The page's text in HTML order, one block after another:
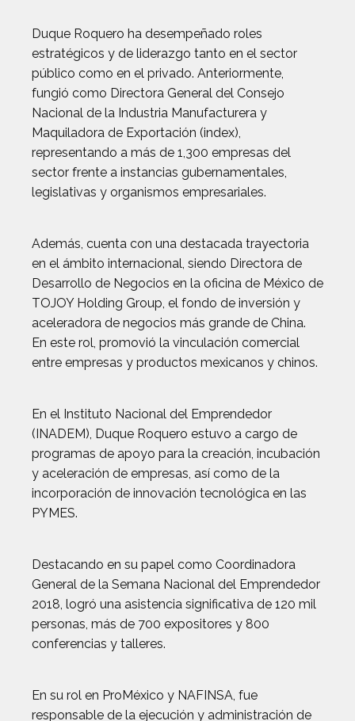
Duque Roquero ha desempeñado roles
estratégicos y de liderazgo tanto en el sector
público como en el privado. Anteriormente,
fungió como Directora General del Consejo
Nacional de la Industria Manufacturera y
Maquiladora de Exportación (index),
representando a más de 1,300 empresas del
sector frente a instancias gubernamentales,
legislativas y organismos empresariales.
Además, cuenta con una destacada trayectoria
en el ámbito internacional, siendo Directora de
Desarrollo de Negocios en la oficina de México de
TOJOY Holding Group, el fondo de inversión y
aceleradora de negocios más grande de China.
En este rol, promovió la vinculación comercial
entre empresas y productos mexicanos y chinos.
En el Instituto Nacional del Emprendedor
(INADEM), Duque Roquero estuvo a cargo de
programas de apoyo para la creación, incubación
y aceleración de empresas, así como de la
incorporación de innovación tecnológica en las
PYMES.
Destacando en su papel como Coordinadora
General de la Semana Nacional del Emprendedor
2018, logró una asistencia significativa de 120 mil
personas, más de 700 expositores y 800
conferencias y talleres.
En su rol en ProMéxico y NAFINSA, fue
responsable de la ejecución y administración de